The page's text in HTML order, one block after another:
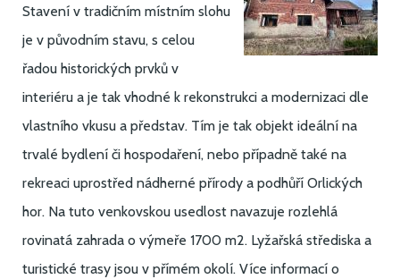
Stavení v tradičním místním slohu
je v původním stavu, s celou
řadou historických prvků v
interiéru a je tak vhodné k rekonstrukci a modernizaci dle
vlastního vkusu a představ. Tím je tak objekt ideální na
trvalé bydlení či hospodaření, nebo případně také na
rekreaci uprostřed nádherné přírody a podhůří Orlických
hor. Na tuto venkovskou usedlost navazuje rozlehlá
rovinatá zahrada o výmeře 1700 m2. Lyžařská střediska a
turistické trasy jsou v přímém okolí. Více informací o